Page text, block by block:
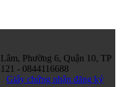
Phường 6, Quận 10, TP
- 0844116688
Giấy chứng nhận đăng ký